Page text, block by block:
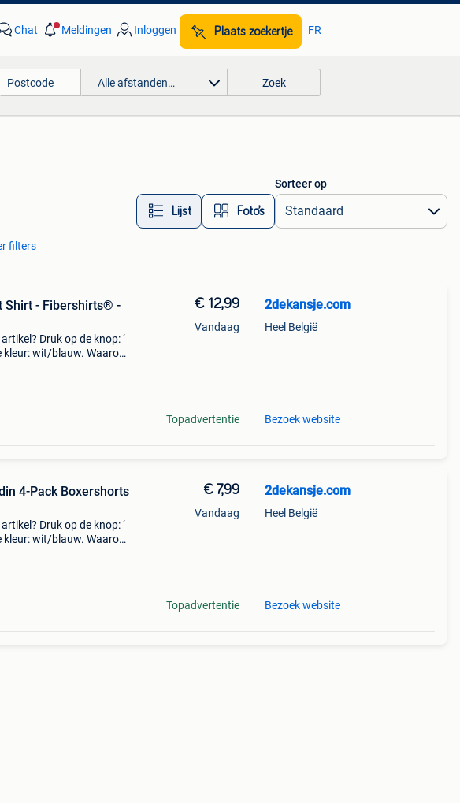
Chat Meldingen Inloggen Plaats zoekertje FR
Alle afstanden… Zoek
Lijst Foto’s
Sorteer op
filters
Shirt - Fibershirts® -
Druk op de knop: ‘
kleur: wit/blauw. Waarom
€ 12,99
Vandaag
Topadvertentie
2dekansje.com
Heel België
Bezoek website
4-Pack Boxershorts
Druk op de knop: ‘
kleur: wit/blauw. Waarom
€ 7,99
Vandaag
Topadvertentie
2dekansje.com
Heel België
Bezoek website